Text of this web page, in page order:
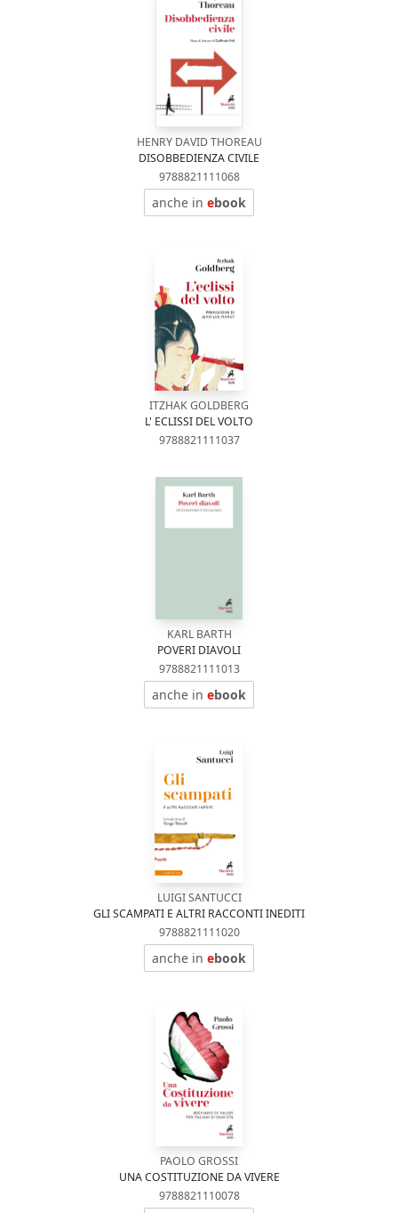
HENRY DAVID THOREAU
DISOBBEDIENZA CIVILE
9788821111068
anche in ebook
ITZHAK GOLDBERG
L' ECLISSI DEL VOLTO
9788821111037
KARL BARTH
POVERI DIAVOLI
9788821111013
anche in ebook
LUIGI SANTUCCI
GLI SCAMPATI E ALTRI RACCONTI INEDITI
9788821111020
anche in ebook
PAOLO GROSSI
UNA COSTITUZIONE DA VIVERE
9788821110078